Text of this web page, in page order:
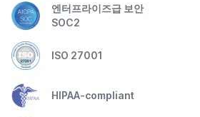
엔터프라이즈급 보안
SOC2
ISO 27001
HIPAA-compliant